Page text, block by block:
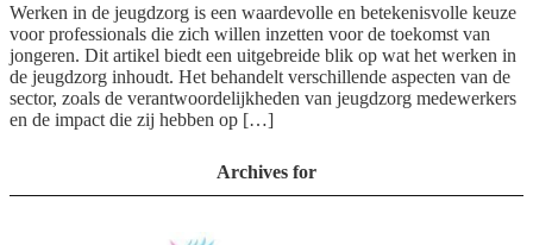
Werken in de jeugdzorg is een waardevolle en betekenisvolle keuze
voor professionals die zich willen inzetten voor de toekomst van
jongeren. Dit artikel biedt een uitgebreide blik op wat het werken in
de jeugdzorg inhoudt. Het behandelt verschillende aspecten van de
sector, zoals de verantwoordelijkheden van jeugdzorg medewerkers
en de impact die zij hebben op […]
Archives for